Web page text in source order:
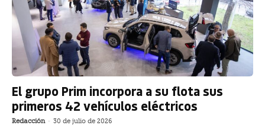
El grupo Prim incorpora a su flota sus
primeros 42 vehículos eléctricos
Redacción - 30 de julio de 2026